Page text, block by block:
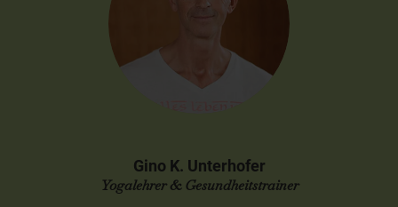
Gino K. Unterhofer
Yogalehrer & Gesundheitstrainer